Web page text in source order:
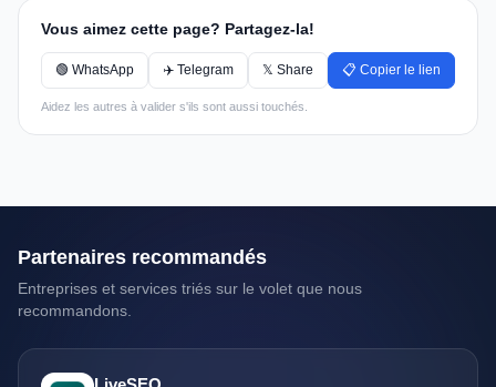
Vous aimez cette page? Partagez-la!
🟢 WhatsApp ✈️ Telegram 𝕏 Share 📋 Copier le lien
Aidez les autres à valider s'ils sont aussi touchés.
Partenaires recommandés
Entreprises et services triés sur le volet que nous
recommandons.